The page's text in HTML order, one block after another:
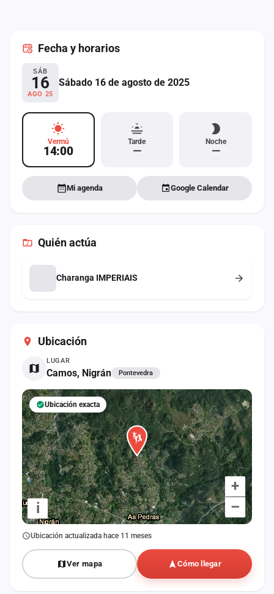
Ubicación
LUGAR
Camos, Nigrán Pontevedra
+
–
i
Ubicación exacta
Ubicación actualizada hace 11 meses
Ver mapa Cómo llegar
Fecha y horarios
SÁB
16
AGO 25
Sábado 16 de agosto de 2025
Vermú
14:00
Tarde
—
Noche
—
Mi agenda Google Calendar
Quién actúa
Charanga IMPERIAIS
Administración
Contacto